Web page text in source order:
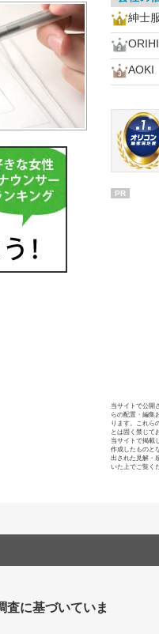
紳士
AOKI
PR
当サイトで公開
らの配置・編集
ります。これら
とは固く禁じて
当サイトで掲載
作成したものと
出された見解・
いた上でご覧く
査に基づいていま